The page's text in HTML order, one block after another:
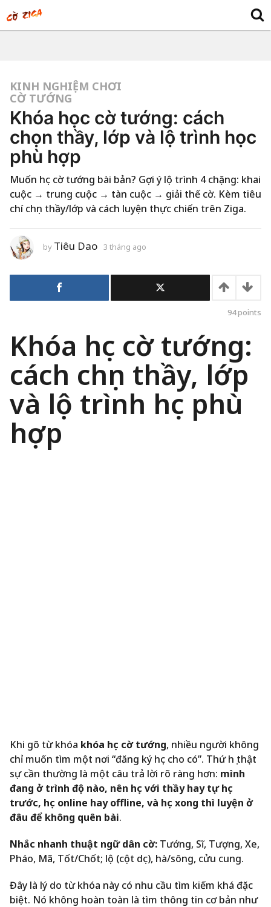
KINH NGHIỆM CHƠI
CỜ TƯỚNG
Khóa học cờ tướng: cách
chọn thầy, lớp và lộ trình học
phù hợp
Muốn học cờ tướng bài bản? Gợi ý lộ trình 4 chặng: khai
cuộc → trung cuộc → tàn cuộc → giải thế cờ. Kèm tiêu
chí chọn thầy/lớp và cách luyện thực chiến trên Ziga.
by Tiêu Dao 3 tháng ago
ầ
94points
Khóa học cờ tướng:
cách chọn thầy, lớp
và lộ trình học phù
hợp
Khi gõ từ khóa khóa học cờ tướng, nhiều người không
chỉ muốn tìm một nơi “đăng ký học cho có”. Thứ họ thật
sự cần thường là một câu trả lời rõ ràng hơn: mình
đang ở trình độ nào, nên học với thầy hay tự học
trước, học online hay offline, và học xong thì luyện ở
đâu để không quên bài.
Nhắc nhanh thuật ngữ dân cờ: Tướng, Sĩ, Tượng, Xe,
Pháo, Mã, Tốt/Chốt; lộ (cột dọc), hà/sông, cửu cung.
Đây là lý do từ khóa này có nhu cầu tìm kiếm khá đặc
biệt. Nó không hoàn toàn là tìm thông tin cơ bản như